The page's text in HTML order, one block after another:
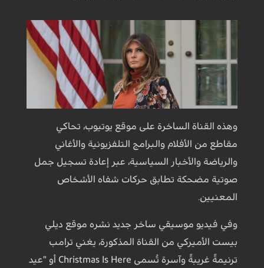
وهذه القناة الساخرة على موقع يوتيوب، تحاكي
مقاطع من الأفلام والبرامج التلفزيونية والأغاني
والرياضة والأخبار السياسية، عبر إعادة تسجيل جمل
صوتية مضحكة تطابق حركات شفاه الأشخاص
المعنيين.
وفي فيديو موسيقي ساخر جديد نشره موقع ديلي
بيست الأميركي من القناة المذكورة، يغني ترامب
ترنيمةً غريبةً وآسرة تُسمى Christmas Is Here أو "عيد